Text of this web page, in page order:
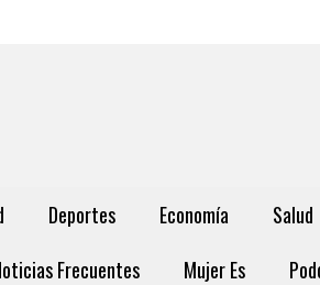
Deportes Economía Salud
Frecuentes Mujer Es